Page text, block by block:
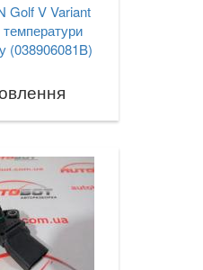
Golf V Variant
(038906081B)